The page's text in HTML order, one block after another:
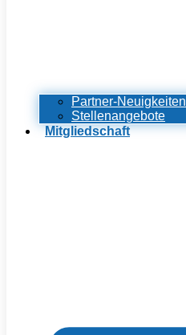
Partner-Neuigkeiten
Stellenangebote
Mitgliedschaft